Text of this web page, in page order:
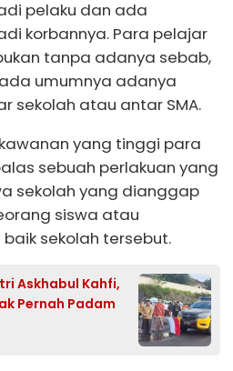
pelaku dan ada
korbannya. Para pelajar
tanpa adanya sebab,
umumnya adanya
sekolah atau antar SMA.
yang tinggi para
sebuah perlakuan yang
sekolah yang dianggap
siswa atau
sekolah tersebut.
Askhabul Kahfi,
Pernah Padam